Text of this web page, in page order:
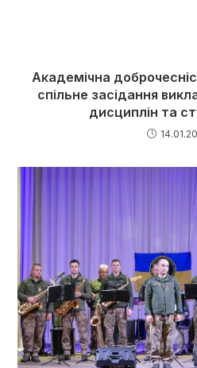
Академічна
спільне засідання
дисциплін та